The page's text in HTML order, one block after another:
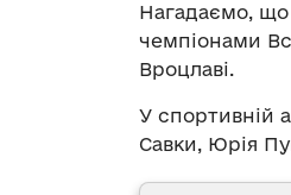
Нагадаємо, що
чемпіонами
Вроцлаві.
У спортивній
Савки, Юрія